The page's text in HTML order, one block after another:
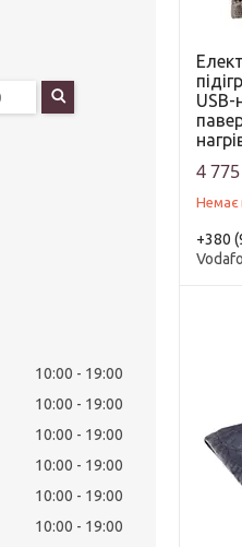
USB-
4
Немає
+380
10:00
19:00
10:00
19:00
10:00
19:00
10:00
19:00
10:00
19:00
10:00
19:00